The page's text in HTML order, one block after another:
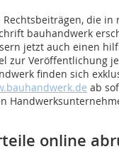
die in
bauhandwerk
jetzt auch einen
zur Veröffentlichung
finden sich
ab
online